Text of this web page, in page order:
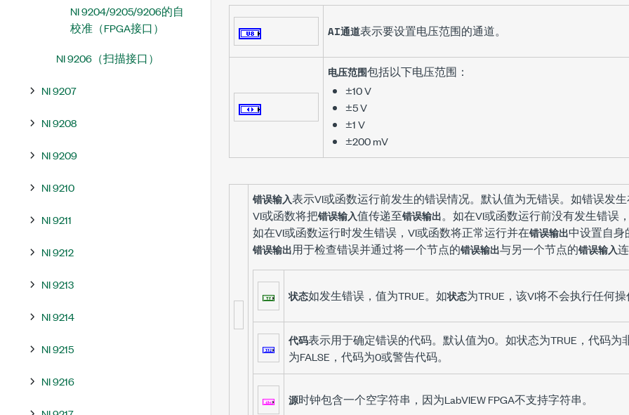
NI 9204/9205/9206的自
校准（FPGA接口）
NI 9206（扫描接口）
NI 9207
NI 9208
NI 9209
NI 9210
NI 9211
NI 9212
NI 9213
NI 9214
NI 9215
NI 9216
AI通道表示要设置电压范围的通道。
电压范围包括以下电压范围：
±10 V
±5 V
±1 V
±200 mV
错误输入表示VI或函数运行前发生的错误情况。默认值为无错误。如错误发
VI或函数将把错误输入值传递至错误输出。如在VI或函数运行前没有发生错误
如在VI或函数运行时发生错误，VI或函数将正常运行并在错误输出中设置自身
错误输出用于检查错误并通过将一个节点的错误输出与另一个节点的错误输入
状态如发生错误，值为TRUE。如状态为TRUE，该VI将不会执行任何
代码表示用于确定错误的代码。默认值为0。如状态为TRUE，代码为
为FALSE，代码为0或警告代码。
源时钟包含一个空字符串，因为LabVIEW FPGA不支持字符串。